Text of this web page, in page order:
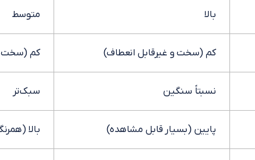
بالا متوسط
کم (سخت و غیرقابل انعطاف) کم (سخت
نسبتاً سنگین سبک‌تر
پایین (بسیار قابل مشاهده) بالا